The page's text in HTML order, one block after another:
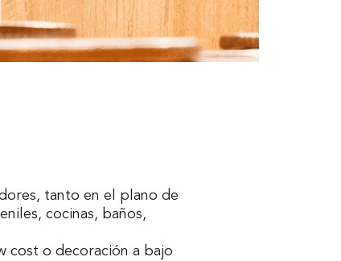
tanto en el plano de
cocinas, baños,
cost o decoración a bajo